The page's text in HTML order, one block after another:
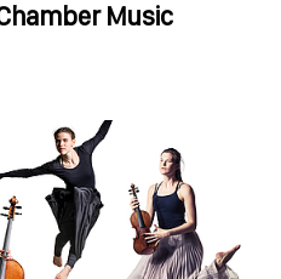
Music